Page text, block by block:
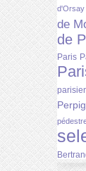
d'Orsay
de
de
Paris